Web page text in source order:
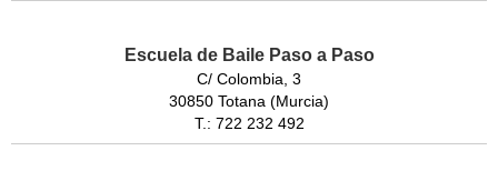
Escuela de Baile Paso a Paso
C/ Colombia, 3
30850 Totana (Murcia)
T.: 722 232 492